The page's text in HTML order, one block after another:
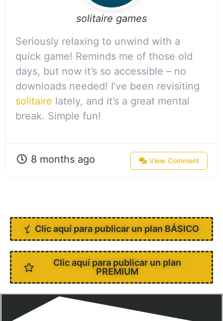
solitaire games
Seriously relaxing to unwind with a
quick game! Reminds me of those old
days, but now it’s so accessible – no
downloads needed! I’ve been revisiting
solitaire lately, and it’s a great mental
break. Simple fun!
8 months ago View Comment
Clic aquí para publicar un plan BÁSICO
Clic aquí para publicar un plan
PREMIUM